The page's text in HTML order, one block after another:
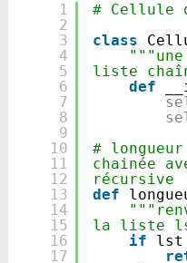
1
2
3
4
5
6
7
8
9
10
11
12
13
14
15
16
17
# Cellule
class
liste
def
#
chainée
récursive
def
la liste
if
lst